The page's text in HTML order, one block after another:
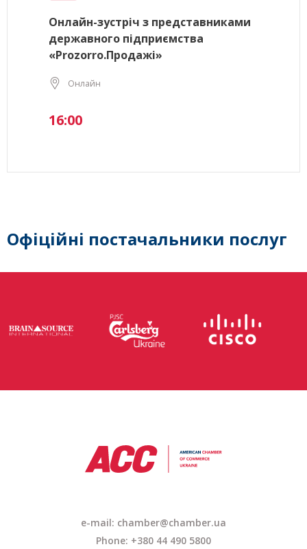
Онлайн-зустріч з представниками
державного підприємства
«Prozorro.Продажі»
Онлайн
16:00
Офіційні постачальники послуг
e-mail: chamber@chamber.ua
Phone: +380 44 490 5800